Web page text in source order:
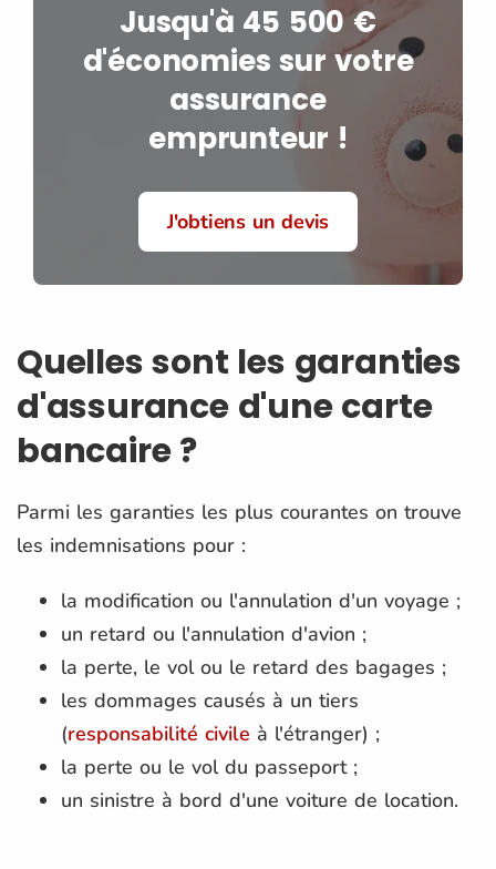
Jusqu'à 45 500 €
d'économies sur votre
assurance
emprunteur !
J'obtiens un devis
Quelles sont les garanties
d'assurance d'une carte
bancaire ?
Parmi les garanties les plus courantes on trouve
les indemnisations pour :
la modification ou l'annulation d'un voyage ;
un retard ou l'annulation d'avion ;
la perte, le vol ou le retard des bagages ;
les dommages causés à un tiers
(responsabilité civile à l'étranger) ;
la perte ou le vol du passeport ;
un sinistre à bord d'une voiture de location.